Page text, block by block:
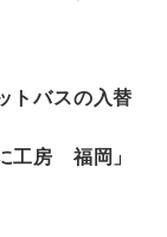
トバスの入替
工房 福岡 」